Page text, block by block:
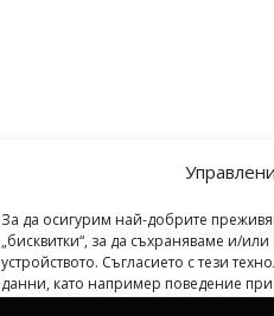
За да осигурим най-добрите
„бисквитки“, за да съхраняваме и/
устройството. Съгласието с тези
данни, като например поведение